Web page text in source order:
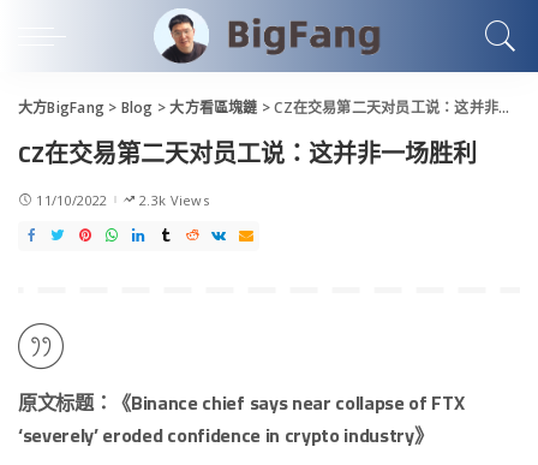
大方BigFang > Blog >大方看區塊鏈 >CZ在交易第二天对员工说：这并非一场胜利
CZ在交易第二天对员工说：这并非一场胜利
11/10/2022 2.3k Views
原文标题：《Binance chief says near collapse of FTX
‘severely’ eroded confidence in crypto industry》